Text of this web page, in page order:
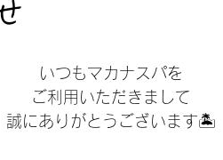
いつもマカナスパを
ご利用いただきまして
誠にありがとうございます🏝️